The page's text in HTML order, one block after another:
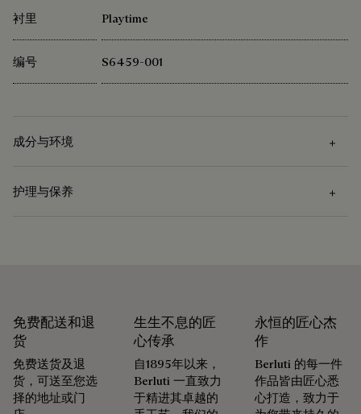
衬里 Playtime
编号 S6459-001
成分与环境
探寻材质本源
包装
护理与保养
护理蜡以滋养和保护皮革。然后用抛光手套用力擦拭，令其焕
发光泽。
领略悉心呵护的仪式感
免费配送和退
货
免费送货及退
货，可送至您选
择的地址或门
生生不息的匠
心传承
自1895年以来，
Berluti 一直致力
于精进其卓越的
永恒的匠心杰
作
Berluti 的每一件
作品皆由匠心悉
心打造，致力于